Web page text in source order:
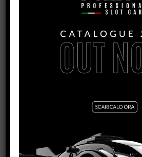
SALVATORE NOVIELLO 7TH